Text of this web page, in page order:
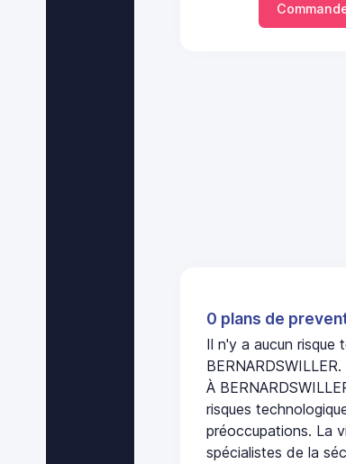
0 plans de
Il n'y a aucun risque
BERNARDSWILLER.
À
risques
préoccupations. La
spécialistes de la